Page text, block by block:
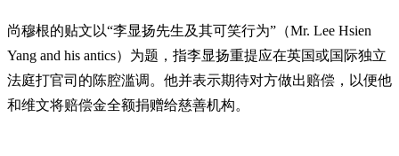
尚穆根的贴文以“李显扬先生及其可笑行为”（Mr. Lee Hsien
Yang and his antics）为题，指李显扬重提应在英国或国际独立
法庭打官司的陈腔滥调。他并表示期待对方做出赔偿，以便他
和维文将赔偿金全额捐赠给慈善机构。